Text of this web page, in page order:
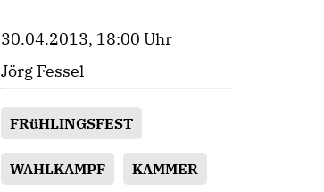
30.04.2013, 18:00 Uhr
Jörg Fessel
FRüHLINGSFEST
WAHLKAMPF KAMMER